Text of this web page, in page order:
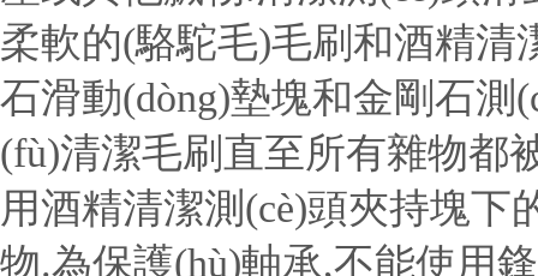
柔軟的(駱駝毛)毛刷和酒精
石滑動(dòng)墊塊和金剛石
(fù)清潔毛刷直至所有雜物都
用酒精清潔測(cè)頭夾持塊
物.為保護(hù)軸承,不能使用